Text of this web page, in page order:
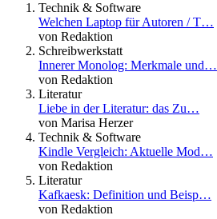
Technik & Software
Welchen Laptop für Autoren / T…
von Redaktion
Schreibwerkstatt
Innerer Monolog: Merkmale und…
von Redaktion
Literatur
Liebe in der Literatur: das Zu…
von Marisa Herzer
Technik & Software
Kindle Vergleich: Aktuelle Mod…
von Redaktion
Literatur
Kafkaesk: Definition und Beisp…
von Redaktion